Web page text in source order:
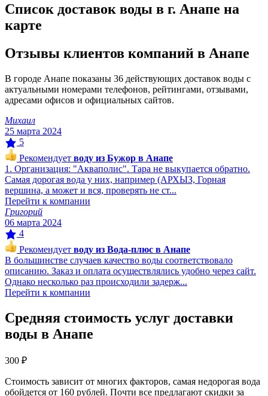
Список доставок воды в г. Анапе на
карте
Отзывы клиентов компаний в Анапе
В городе Анапе показаны 36 действующих доставок воды с
актуальными номерами телефонов, рейтингами, отзывами,
адресами офисов и официальных сайтов.
Михаил
25 марта 2024
5
Рекомендует воду из Бужор в Анапе
1. Организация: "Акваполис". Тара не выкупается обратно.
Самая дорогая вода у них, например (АРХЫЗ, Горная
вершина, а может и вся, проверять не ст...
Перейти к компании
Григорий
06 марта 2024
4
Рекомендует воду из Вода-плюс в Анапе
В большинстве случаев качество воды соответствовало
описанию. Заказ и оплата осуществлялись удобно через сайт.
Однако несколько раз происходили задерж...
Перейти к компании
Средняя стоимость услуг доставки
воды в Анапе
300 ₽
Стоимость зависит от многих факторов, самая недорогая вода
обойдется от 160 рублей. Почти все предлагают скидки за